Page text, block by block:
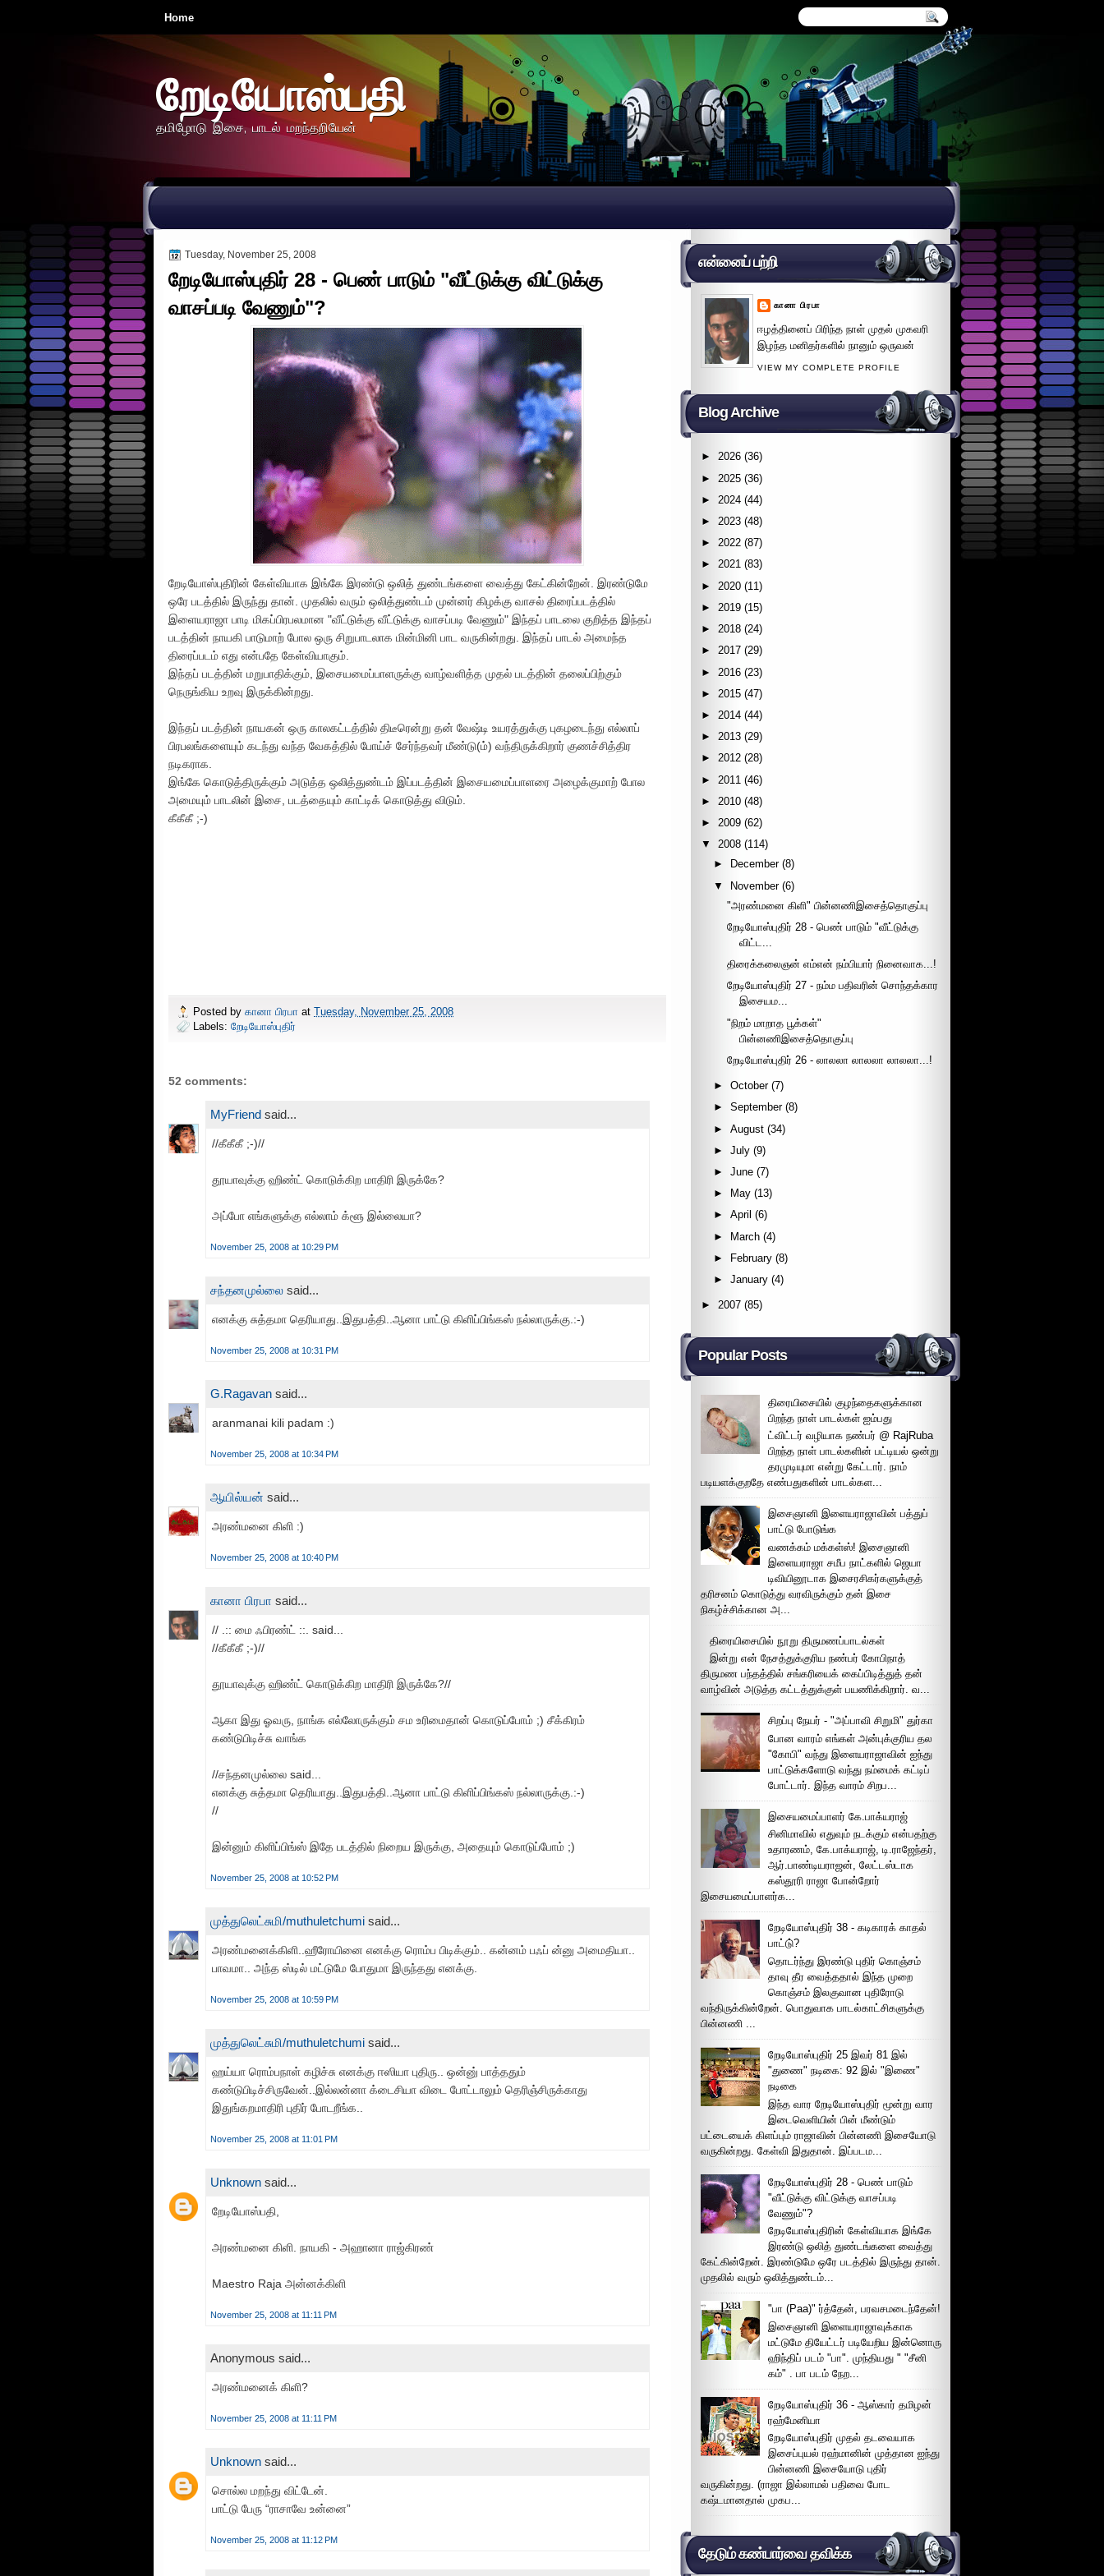
Home
றேடியோஸ்பதி
தமிழோடு இசை, பாடல் மறந்தறியேன்
Tuesday, November 25, 2008
றேடியோஸ்புதிர் 28 - பெண் பாடும் "வீட்டுக்கு விட்டுக்கு
வாசப்படி வேணும்"?
றேடியோஸ்புதிரின் கேள்வியாக இங்கே இரண்டு ஒலித் துண்டங்களை வைத்து கேட்கின்றேன். இரண்டுமே
ஒரே படத்தில் இருந்து தான். முதலில் வரும் ஒலித்துண்டம் முன்னர் கிழக்கு வாசல் திரைப்படத்தில்
இளையராஜா பாடி மிகப்பிரபலமான "வீட்டுக்கு வீட்டுக்கு வாசப்படி வேணும்" இந்தப் பாடலை குறித்த இந்தப்
படத்தின் நாயகி பாடுமாற் போல ஒரு சிறுபாடலாக மின்மினி பாட வருகின்றது. இந்தப் பாடல் அமைந்த
திரைப்படம் எது என்பதே கேள்வியாகும்.
இந்தப் படத்தின் மறுபாதிக்கும், இசையமைப்பாளருக்கு வாழ்வளித்த முதல் படத்தின் தலைப்பிற்கும்
நெருங்கிய உறவு இருக்கின்றது.
இந்தப் படத்தின் நாயகன் ஒரு காலகட்டத்தில் திடீரென்று தன் வேஷ்டி உயரத்துக்கு புகழடைந்து எல்லாப்
பிரபலங்களையும் கடந்து வந்த வேகத்தில் போய்ச் சேர்ந்தவர் மீண்டு(ம்) வந்திருக்கிறார் குணச்சித்திர
நடிகராக.
இங்கே கொடுத்திருக்கும் அடுத்த ஒலித்துண்டம் இப்படத்தின் இசையமைப்பாளரை அழைக்குமாற் போல
அமையும் பாடலின் இசை, படத்தையும் காட்டிக் கொடுத்து விடும்.
கீகீகீ ;-)
Posted by கானா பிரபா at Tuesday, November 25, 2008
Labels: றேடியோஸ்புதிர்
52 comments:
MyFriend said...
//கீகீகீ ;-)//
தூயாவுக்கு ஹிண்ட் கொடுக்கிற மாதிரி இருக்கே?
அப்போ எங்களுக்கு எல்லாம் க்ளூ இல்லையா?
November 25, 2008 at 10:29 PM
சந்தனமுல்லை said...
எனக்கு சுத்தமா தெரியாது..இதுபத்தி..ஆனா பாட்டு கிளிப்பிங்கஸ் நல்லாருக்கு.:-)
November 25, 2008 at 10:31 PM
G.Ragavan said...
aranmanai kili padam :)
November 25, 2008 at 10:34 PM
ஆயில்யன் said...
அரண்மனை கிளி :)
November 25, 2008 at 10:40 PM
கானா பிரபா said...
// .:: மை ஃபிரண்ட் ::. said...
//கீகீகீ ;-)//
தூயாவுக்கு ஹிண்ட் கொடுக்கிற மாதிரி இருக்கே?//
ஆகா இது ஓவரு, நாங்க எல்லோருக்கும் சம உரிமைதான் கொடுப்போம் ;) சீக்கிரம்
கண்டுபிடிச்சு வாங்க
//சந்தனமுல்லை said...
எனக்கு சுத்தமா தெரியாது..இதுபத்தி..ஆனா பாட்டு கிளிப்பிங்கஸ் நல்லாருக்கு.:-)
//
இன்னும் கிளிப்பிங்ஸ் இதே படத்தில் நிறைய இருக்கு, அதையும் கொடுப்போம் ;)
November 25, 2008 at 10:52 PM
முத்துலெட்சுமி/muthuletchumi said...
அரண்மனைக்கிளி..ஹீரோயினை எனக்கு ரொம்ப பிடிக்கும்.. கன்னம் பஃப் ன்னு அமைதியா..
பாவமா.. அந்த ஸ்டில் மட்டுமே போதுமா இருந்தது எனக்கு.
November 25, 2008 at 10:59 PM
முத்துலெட்சுமி/muthuletchumi said...
ஹய்யா ரொம்பநாள் கழிச்சு எனக்கு ஈஸியா புதிரு.. ஒன்னு் பாத்ததும்
கண்டுபிடிச்சிருவேன்..இல்லன்னா க்டைசியா விடை போட்டாலும் தெரிஞ்சிருக்காது
இதுங்கறமாதிரி புதிர் போடறீங்க..
November 25, 2008 at 11:01 PM
Unknown said...
றேடியோஸ்பதி,
அரண்மனை கிளி. நாயகி - அஹானா ராஜ்கிரண்
Maestro Raja அன்னக்கிளி
November 25, 2008 at 11:11 PM
Anonymous said...
அரண்மனைக் கிளி?
November 25, 2008 at 11:11 PM
Unknown said...
சொல்ல மறந்து விட்டேன்.
பாட்டு பேரு “ராசாவே உன்னை”
November 25, 2008 at 11:12 PM
என்னைப் பற்றி
கானா பிரபா
ஈழத்தினைப் பிரிந்த நாள் முதல் முகவரி
இழந்த மனிதர்களில் நானும் ஒருவன்
VIEW MY COMPLETE PROFILE
Blog Archive
► 2026 (36)
► 2025 (36)
► 2024 (44)
► 2023 (48)
► 2022 (87)
► 2021 (83)
► 2020 (11)
► 2019 (15)
► 2018 (24)
► 2017 (29)
► 2016 (23)
► 2015 (47)
► 2014 (44)
► 2013 (29)
► 2012 (28)
► 2011 (46)
► 2010 (48)
► 2009 (62)
▼
2008 (114)
►
December (8)
▼
November (6)
"அரண்மனை கிளி" பின்னணிஇசைத்தொகுப்பு
றேடியோஸ்புதிர் 28 - பெண் பாடும் "வீட்டுக்கு
விட்ட...
திரைக்கலைஞன் எம்என் நம்பியார் நினைவாக...!
றேடியோஸ்புதிர் 27 - நம்ம பதிவரின் சொந்தக்கார
இசையம...
"நிறம் மாறாத பூக்கள்"
பின்னணிஇசைத்தொகுப்பு
றேடியோஸ்புதிர் 26 - லாலலா லாலலா லாலலா...!
►October (7)
►September (8)
►August (34)
►July (9)
►June (7)
►
May (13)
►April (6)
► March (4)
►
February (8)
►January (4)
► 2007 (85)
Popular Posts
திரையிசையில் குழந்தைகளுக்கான
பிறந்த நாள் பாடல்கள் ஐம்பது
ட்விட்டர் வழியாக நண்பர் @ RajRuba
பிறந்த நாள் பாடல்களின் பட்டியல் ஒன்று
தரமுடியுமா என்று கேட்டார். நாம்
படியளக்குறதே எண்பதுகளின் பாடல்கள...
இசைஞானி இளையராஜாவின் பத்துப்
பாட்டு போடுங்க
வணக்கம் மக்கள்ஸ்! இசைஞானி
இளையராஜா சமீப நாட்களில் ஜெயா
டிவியினூடாக இசைரசிகர்களுக்குத்
தரிசனம் கொடுத்து வரவிருக்கும் தன் இசை
நிகழ்ச்சிக்கான அ...
திரையிசையில் நூறு திருமணப்பாடல்கள்
இன்று என் நேசத்துக்குரிய நண்பர் கோபிநாத்
திருமண பந்தத்தில் சங்கரியைக் கைப்பிடித்துத் தன்
வாழ்வின் அடுத்த கட்டத்துக்குள் பயணிக்கிறார். வ...
சிறப்பு நேயர் - "அப்பாவி சிறுமி" துர்கா
போன வாரம் எங்கள் அன்புக்குரிய தல
"கோபி" வந்து இளையராஜாவின் ஐந்து
பாட்டுக்களோடு வந்து நம்மைக் கட்டிப்
போட்டார். இந்த வாரம் சிறப...
இசையமைப்பாளர் கே.பாக்யராஜ்
சினிமாவில் எதுவும் நடக்கும் என்பதற்கு
உதாரணம், கே.பாக்யராஜ், டி.ராஜேந்தர்,
ஆர்.பாண்டியராஜன், லேட்டஸ்டாக
கஸ்தூரி ராஜா போன்றோர்
இசையமைப்பாளர்க...
றேடியோஸ்புதிர் 38 - கடிகாரக் காதல்
பாட்டு்?
தொடர்ந்து இரண்டு புதிர் கொஞ்சம்
தாவு தீர வைத்ததால் இந்த முறை
கொஞ்சம் இலகுவான புதிரோடு
வந்திருக்கின்றேன். பொதுவாக பாடல்காட்சிகளுக்கு
பின்னணி ...
றேடியோஸ்புதிர் 25 இவர் 81 இல்
"துணை" நடிகை: 92 இல் "இணை"
நடிகை
இந்த வார றேடியோஸ்புதிர் மூன்று வார
இடைவெளியின் பின் மீண்டும்
பட்டையைக் கிளப்பும் ராஜாவின் பின்னணி இசையோடு
வருகின்றது. கேள்வி இதுதான். இப்படம...
றேடியோஸ்புதிர் 28 - பெண் பாடும்
"வீட்டுக்கு விட்டுக்கு வாசப்படி
வேணும்"?
றேடியோஸ்புதிரின் கேள்வியாக இங்கே
இரண்டு ஒலித் துண்டங்களை வைத்து
கேட்கின்றேன். இரண்டுமே ஒரே படத்தில் இருந்து தான்.
முதலில் வரும் ஒலித்துண்டம்...
"பா (Paa)" ர்த்தேன், பரவசமடைந்தேன்!
இசைஞானி இளையராஜாவுக்காக
மட்டுமே தியேட்டர் படியேறிய இன்னொரு
ஹிந்திப் படம் "பா". முந்தியது " "சீனி
கம்" . பா படம் நேற...
றேடியோஸ்புதிர் 36 - ஆஸ்கார் தமிழன்
ரஹ்மேனியா
றேடியோஸ்புதிர் முதல் தடவையாக
இசைப்புயல் ரஹ்மானின் முத்தான ஐந்து
பின்னணி இசையோடு புதிர்
வருகின்றது. (ராஜா இல்லாமல் பதிவை போட
கஷ்டமானதால் முகப...
தேடும் கண்பார்வை தவிக்க